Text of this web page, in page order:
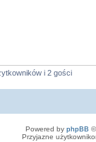
i 2 gości
Powered by phpBB
Przyjazne